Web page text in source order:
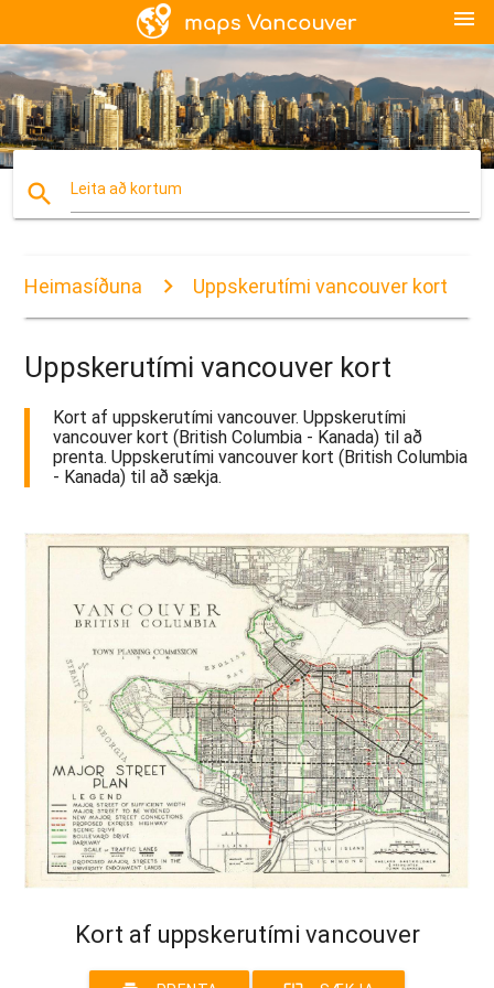
menu
search Leita að kortum
Heimasíðuna Uppskerutími vancouver kort
Uppskerutími vancouver kort
Kort af uppskerutími vancouver. Uppskerutími
vancouver kort (British Columbia - Kanada) til að
prenta. Uppskerutími vancouver kort (British Columbia
- Kanada) til að sækja.
Kort af uppskerutími vancouver